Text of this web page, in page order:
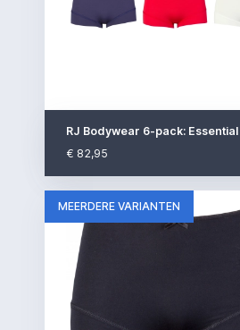
RJ Bodywear 6-pack: Essential
€ 82,95
MEERDERE VARIANTEN